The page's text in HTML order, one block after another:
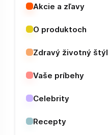
Akcie a zľavy
O produktoch
Zdravý životný štýl
Vaše príbehy
Celebrity
Recepty